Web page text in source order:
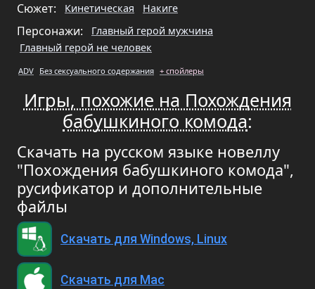
Сюжет: Кинетическая Накиге
Персонажи:
Главный герой мужчина
Главный герой не человек
ADV Без сексуального содержания + спойлеры
Игры, похожие на Похождения
бабушкиного комода:
Скачать на русском языке новеллу
"Похождения бабушкиного комода",
русификатор и дополнительные
файлы
Скачать для Windows, Linux
Скачать для Mac